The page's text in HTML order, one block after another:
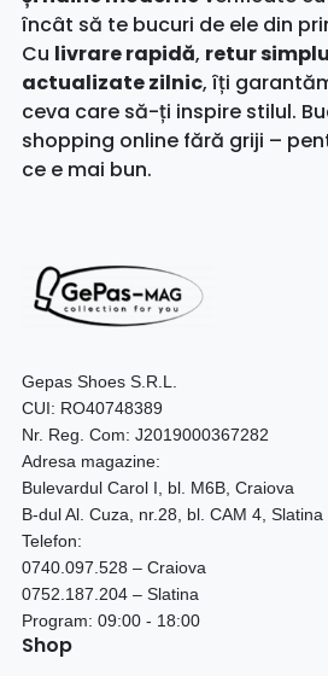
încât să te bucuri de ele din
Cu livrare rapidă, retur simplu
actualizate zilnic, îți
ceva care să-ți inspire stilul.
shopping online fără griji –
ce e mai bun.
Gepas Shoes S.R.L.
CUI: RO40748389
Nr. Reg. Com: J2019000367282
Adresa magazine:
Bulevardul Carol I, bl. M6B, Craiova
B-dul Al. Cuza, nr.28, bl. CAM 4, Slatina
Telefon:
0740.097.528 – Craiova
0752.187.204 – Slatina
Program: 09:00 - 18:00
Shop